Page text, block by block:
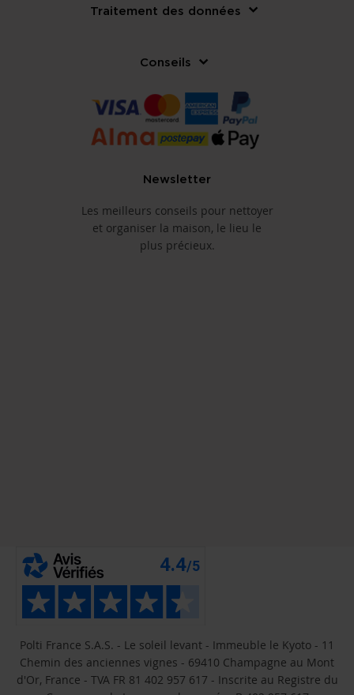
Traitement des données
Conseils
Newsletter
Les meilleurs conseils pour nettoyer
et organiser la maison, le lieu le
plus précieux.
Polti France S.A.S. - Le soleil levant - Immeuble le Kyoto - 11
Chemin des anciennes vignes - 69410 Champagne au Mont
d'Or, France - TVA FR 81 402 957 617 - Inscrite au Registre du